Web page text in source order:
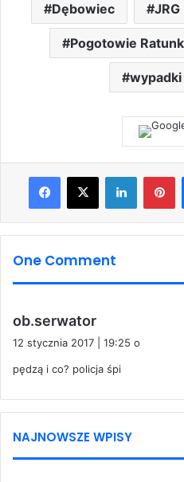
Dębowiec JRG
Pogotowie
Facebook
X LinkedIn
One Comment
ob.serwator
i
z
12 stycznia 2017 | 19:25 o
pędzą i co? policja śpi
NAJNOWSZE WPISY